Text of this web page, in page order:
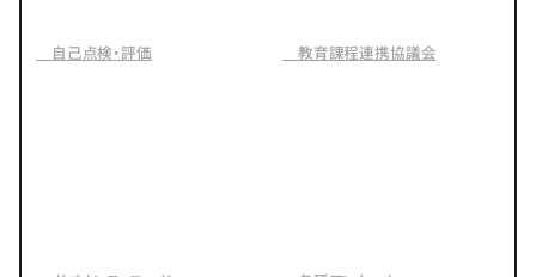
自己点検・評価 教育課程連携協議会